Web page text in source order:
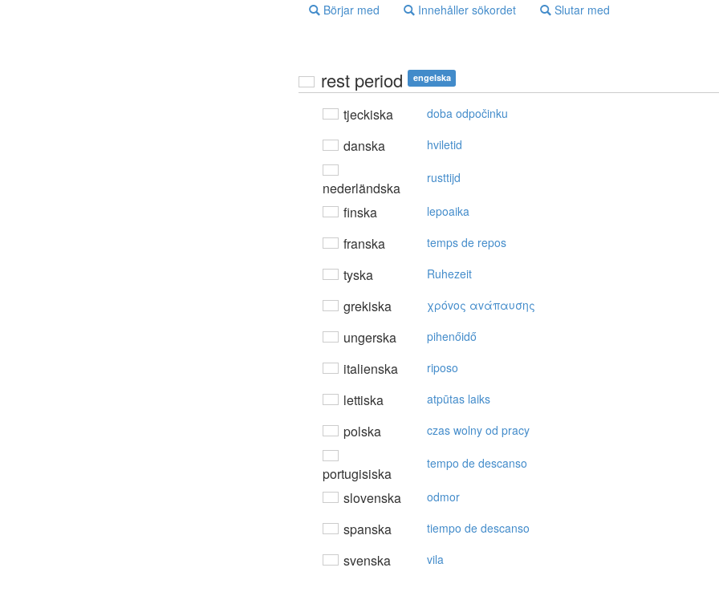
Börjar med Innehåller sökordet Slutar med
rest period engelska
tjeckiska doba odpočinku
danska hviletid
nederländska
rusttijd
finska lepoaika
franska temps de repos
tyska Ruhezeit
grekiska χρόvoς αvάπαυσης
ungerska pihenőidő
italienska riposo
lettiska atpūtas laiks
polska czas wolny od pracy
portugisiska
tempo de descanso
slovenska odmor
spanska tiempo de descanso
svenska vila